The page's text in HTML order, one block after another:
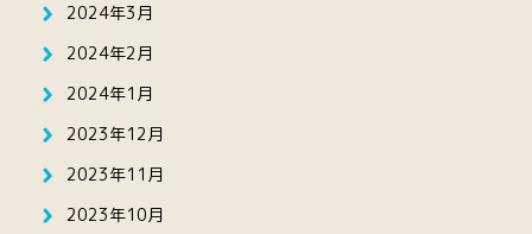
2024年3月
2024年2月
2024年1月
2023年12月
2023年11月
2023年10月